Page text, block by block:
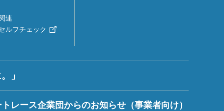
連
ルフチェック
」
レース企業団からのお知らせ（事業者向け）